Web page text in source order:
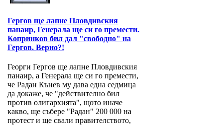
Гергов ще лапне Пловдивския
панаир, Генерала ще си го премести.
Копринков бил дал "свободно" на
Гергов. Верно?!
Георги Гергов ще лапне Пловдивския
панаир, а Генерала ще си го премести,
че Радан Кънев му дава една седмица
да докаже, че "действително бил
против олигархията", щото иначе
какво, ще събере "Радан" 200 000 на
протест и ще свали правителството,